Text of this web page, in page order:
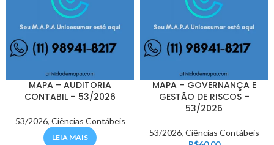
MAPA – AUDITORIA
CONTABIL – 53/2026
53/2026, Ciências Contábeis
LEIA MAIS
MAPA – GOVERNANÇA E
GESTÃO DE RISCOS –
53/2026
53/2026, Ciências Contábeis